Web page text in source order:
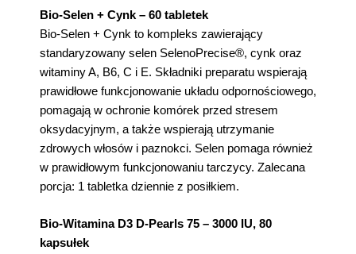
Bio-Selen + Cynk – 60 tabletek
Bio-Selen + Cynk to kompleks zawierający
standaryzowany selen SelenoPrecise®, cynk oraz
witaminy A, B6, C i E. Składniki preparatu wspierają
prawidłowe funkcjonowanie układu odpornościowego,
pomagają w ochronie komórek przed stresem
oksydacyjnym, a także wspierają utrzymanie
zdrowych włosów i paznokci. Selen pomaga również
w prawidłowym funkcjonowaniu tarczycy. Zalecana
porcja: 1 tabletka dziennie z posiłkiem.
Bio-Witamina D3 D-Pearls 75 – 3000 IU, 80
kapsułek